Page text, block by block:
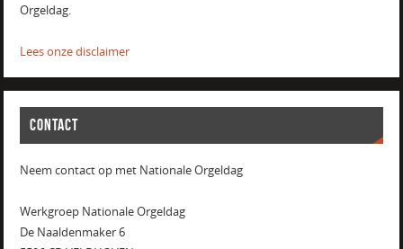
Orgeldag.
Lees onze disclaimer
CONTACT
Neem contact op met Nationale Orgeldag
Werkgroep Nationale Orgeldag
De Naaldenmaker 6